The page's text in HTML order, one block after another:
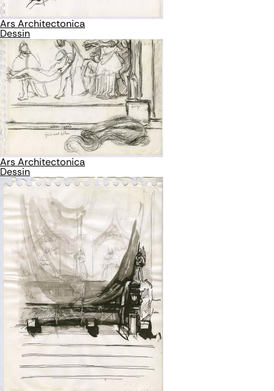
Ars Architectonica
Dessin
Ars Architectonica
Dessin